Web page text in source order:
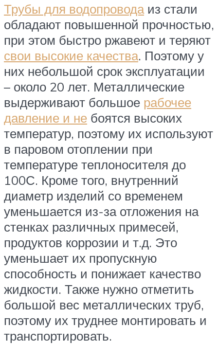
Трубы для водопроводаиз стали
обладают повышенной прочностью,
при этом быстро ржавеют и теряют
свои высокие качества. Поэтому у
них небольшой срок эксплуатации
– около 20 лет. Металлические
выдерживают большое рабочее
давление и не боятся высоких
температур, поэтому их используют
в паровом отоплении при
температуре теплоносителя до
100С. Кроме того, внутренний
диаметр изделий со временем
уменьшается из-за отложения на
стенках различных примесей,
продуктов коррозии и т.д. Это
уменьшает их пропускную
способность и понижает качество
жидкости. Также нужно отметить
большой вес металлических труб,
поэтому их труднее монтировать и
транспортировать.